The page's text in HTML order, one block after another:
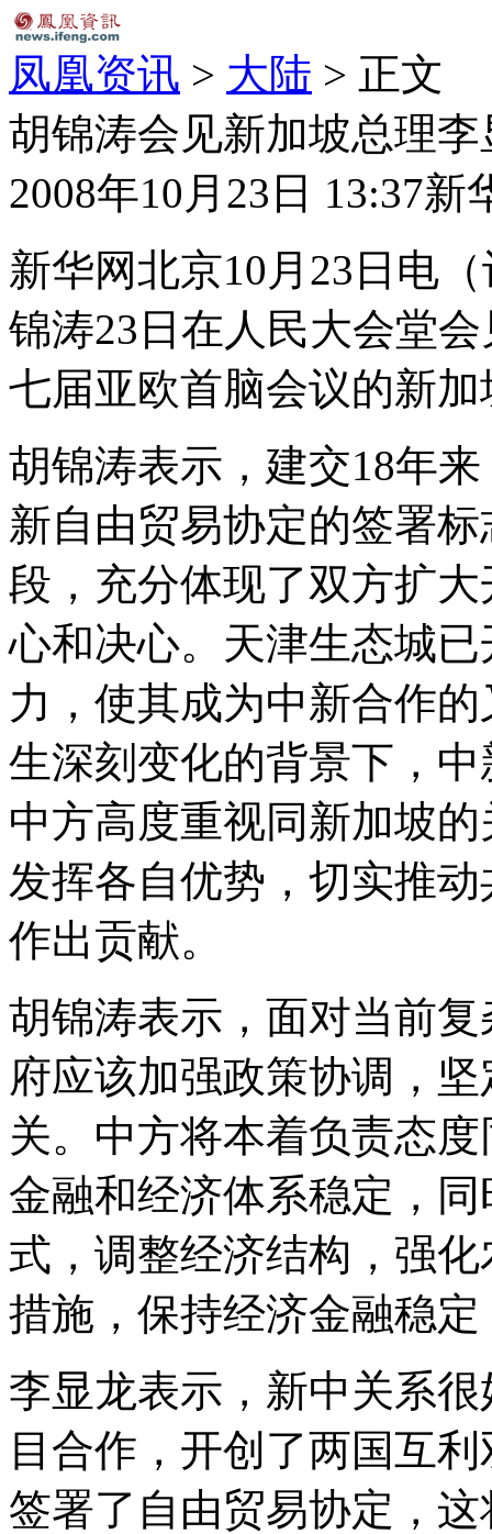
凤凰资讯 > 大陆 > 正文
胡锦涛会见新加坡总理李
2008年10月23日 13:37新
新华网北京10月23日电
锦涛23日在人民大会堂
七届亚欧首脑会议的新
胡锦涛表示，建交18年
新自由贸易协定的签署
段，充分体现了双方扩
心和决心。天津生态城
力，使其成为中新合作
生深刻变化的背景下，
中方高度重视同新加坡
发挥各自优势，切实推
作出贡献。
胡锦涛表示，面对当前
府应该加强政策协调，
关。中方将本着负责态
金融和经济体系稳定，
式，调整经济结构，强
措施，保持经济金融稳
李显龙表示，新中关系
目合作，开创了两国互
签署了自由贸易协定，